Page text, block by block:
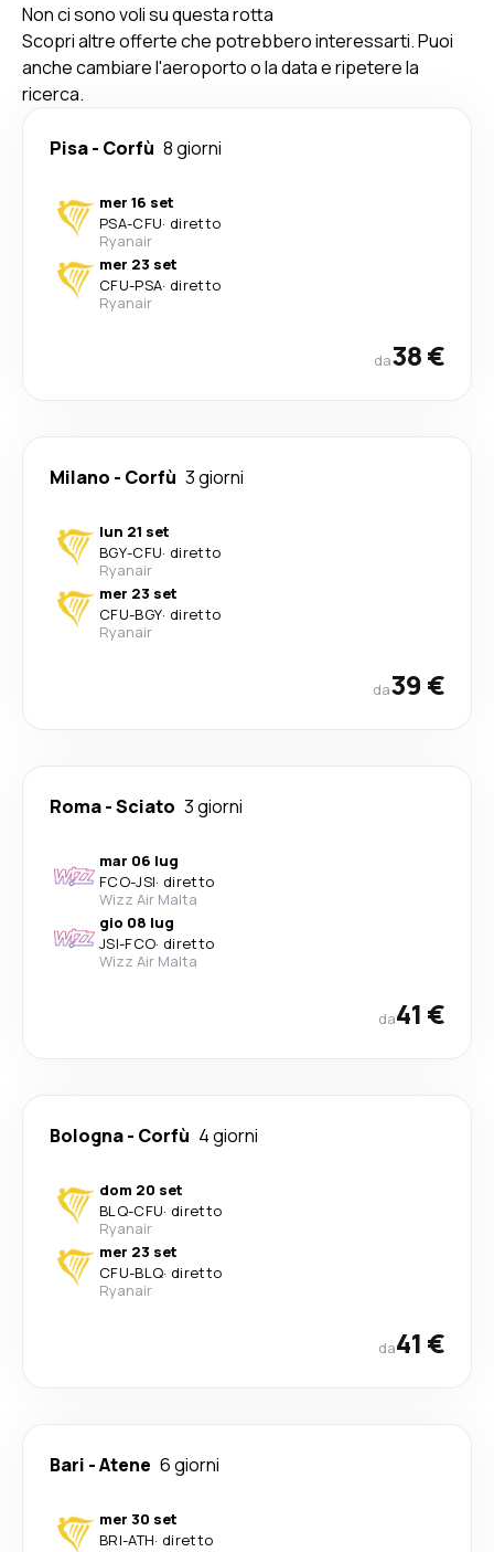
Non ci sono voli su questa rotta
Scopri altre offerte che potrebbero interessarti. Puoi
anche cambiare l'aeroporto o la data e ripetere la
ricerca.
Pisa- Corfù 8 giorni
mer 16 set
PSA-CFU· diretto
Ryanair
mer 23 set
CFU-PSA· diretto
Ryanair
da38 €
Milano - Corfù 3 giorni
lun 21 set
BGY-CFU· diretto
Ryanair
mer 23 set
CFU-BGY· diretto
Ryanair
da39 €
Roma-Sciato 3 giorni
mar 06 lug
FCO-JSI· diretto
Wizz Air Malta
gio 08 lug
JSI-FCO· diretto
Wizz Air Malta
da41 €
Bologna- Corfù 4 giorni
dom 20 set
BLQ-CFU· diretto
Ryanair
mer 23 set
CFU-BLQ· diretto
Ryanair
da41 €
Bari -Atene 6 giorni
mer 30 set
BRI-ATH· diretto